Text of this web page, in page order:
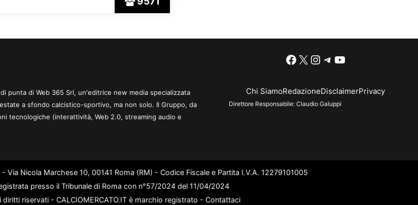
punta di Web 365 Srl, un'editrice new media specializzata
a sfondo calcistico-sportivo, ma non solo. Il Gruppo, da
tecnologiche (interattività, Web 2.0, streaming audio e
Facebook
X Instagram
Telegram
YouTube
Chi SiamoRedazioneDisclaimerPrivacy
Direttore Responsabile: Claudio Galuppi
Via Nicola Marchese 10, 00141 Roma (RM) - Codice Fiscale e Partita I.V.A. 12279101005
presso il Tribunale di Roma con n°57/2024 del 11/04/2024
riservati - CALCIOMERCATO.IT è marchio registrato - Contattaci